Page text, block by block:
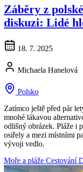
Záběry z
diskuzi: Lidé
18. 7. 2025
Michaela Hanelová
Polsko
Zatímco ještě před pár
mnohé lákavou
odlišný obrázek. Pláže i
osiřely a mezi místními
vývoji vedlo.
Moře a pláže Cestování